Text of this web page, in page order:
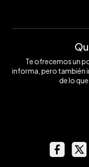
Te ofrecemos un
informa, pero también
de lo